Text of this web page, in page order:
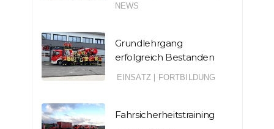
NEWS
Grundlehrgang
erfolgreich Bestanden
EINSATZ FORTBILDUNG
Fahrsicherheitstraining